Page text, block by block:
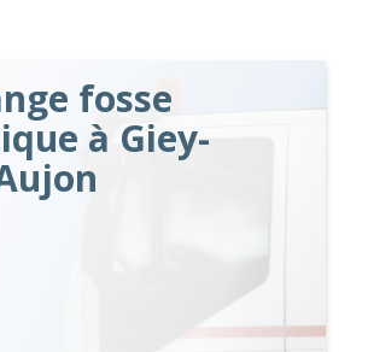
fosse
à Giey-